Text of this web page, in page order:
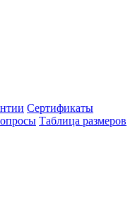
Сертификаты
Таблица размеров